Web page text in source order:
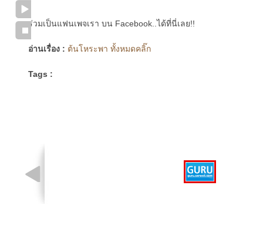
ร่วมเป็นแฟนเพจเรา บน Facebook..ได้ที่นี่เลย!!
อ่านเรื่อง : ต้นโหระพา ทั้งหมดคลิ๊ก
Tags :